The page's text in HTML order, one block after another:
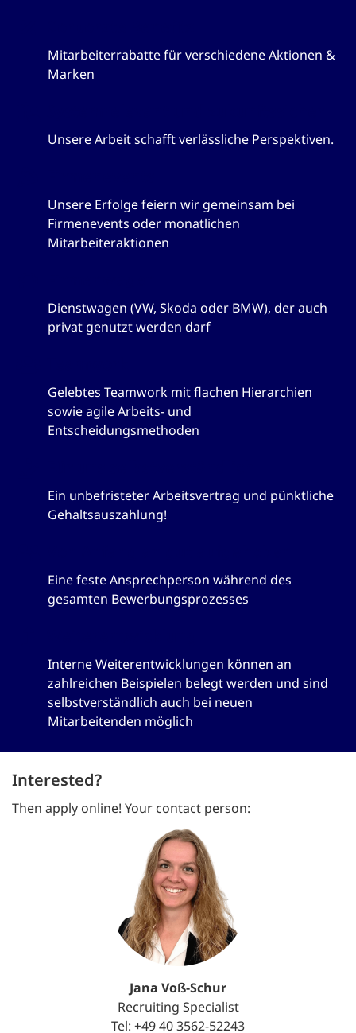
Mitarbeiterrabatte für verschiedene Aktionen &
Marken
Unsere Arbeit schafft verlässliche Perspektiven.
Unsere Erfolge feiern wir gemeinsam bei
Firmenevents oder monatlichen
Mitarbeiteraktionen
Dienstwagen (VW, Skoda oder BMW), der auch
privat genutzt werden darf
Gelebtes Teamwork mit flachen Hierarchien
sowie agile Arbeits- und
Entscheidungsmethoden
Ein unbefristeter Arbeitsvertrag und pünktliche
Gehaltsauszahlung!
Eine feste Ansprechperson während des
gesamten Bewerbungsprozesses
Interne Weiterentwicklungen können an
zahlreichen Beispielen belegt werden und sind
selbstverständlich auch bei neuen
Mitarbeitenden möglich
Interested?
Then apply online! Your contact person:
Jana Voß-Schur
Recruiting Specialist
Tel: +49 40 3562-52243